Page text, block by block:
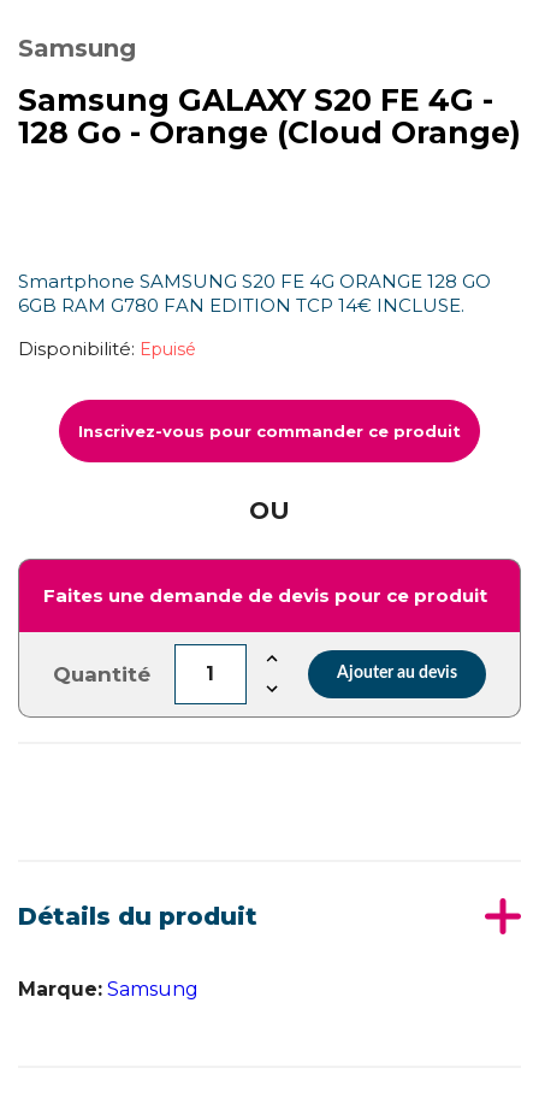
Samsung
Samsung GALAXY S20 FE 4G -
128 Go - Orange (Cloud Orange)
Smartphone SAMSUNG S20 FE 4G ORANGE 128 GO
6GB RAM G780 FAN EDITION TCP 14€ INCLUSE.
Disponibilité: Epuisé
Inscrivez-vous pour commander ce produit
OU
Faites une demande de devis pour ce produit
Quantité Ajouter au devis
Détails du produit
Marque: Samsung